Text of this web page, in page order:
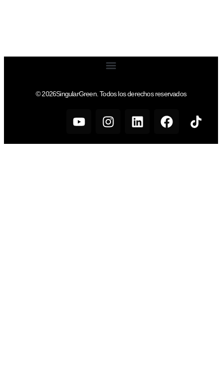
© 2026SingularGreen. Todos los derechos reservados